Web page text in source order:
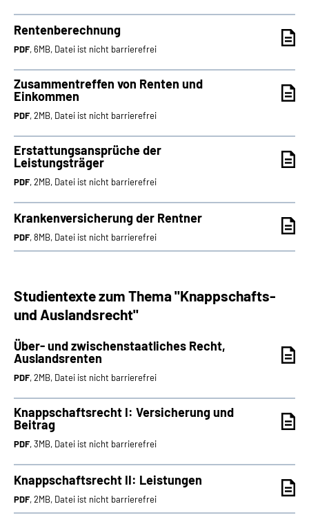
Rentenberechnung
PDF, 6MB, Datei ist nicht barrierefrei
Zusammentreffen von Renten und
Einkommen
PDF, 2MB, Datei ist nicht barrierefrei
Erstattungsansprüche der
Leistungsträger
PDF, 2MB, Datei ist nicht barrierefrei
Krankenversicherung der Rentner
PDF, 8MB, Datei ist nicht barrierefrei
Studientexte zum Thema "Knappschafts-
und Auslandsrecht"
Über- und zwischenstaatliches Recht,
Auslandsrenten
PDF, 2MB, Datei ist nicht barrierefrei
Knappschaftsrecht I: Versicherung und
Beitrag
PDF, 3MB, Datei ist nicht barrierefrei
Knappschaftsrecht II: Leistungen
PDF, 2MB, Datei ist nicht barrierefrei